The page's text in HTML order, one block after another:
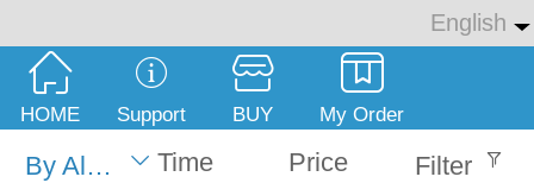
English
English
繁体
HOME Support BUY My Order
By Alphabet Time Price Filter